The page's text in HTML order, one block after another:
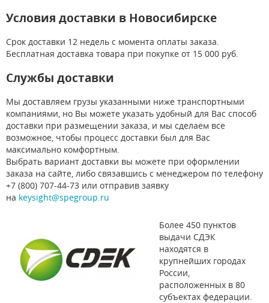
Условия доставки в Новосибирске
Срок доставки 12 недель с момента оплаты заказа.
Бесплатная доставка товара при покупке от 15 000 руб.
Службы доставки
Мы доставляем грузы указанными ниже транспортными
компаниями, но Вы можете указать удобный для Вас способ
доставки при размещении заказа, и мы сделаем все
возможное, чтобы процесс доставки был для Вас
максимально комфортным.
Выбрать вариант доставки вы можете при оформлении
заказа на сайте, либо связавшись с менеджером по телефону
+7 (800) 707-44-73 или отправив заявку
на keysight@spegroup.ru
Более 450 пунктов
выдачи СДЭК
находятся в
крупнейших городах
России,
расположенных в 80
субъектах федерации.